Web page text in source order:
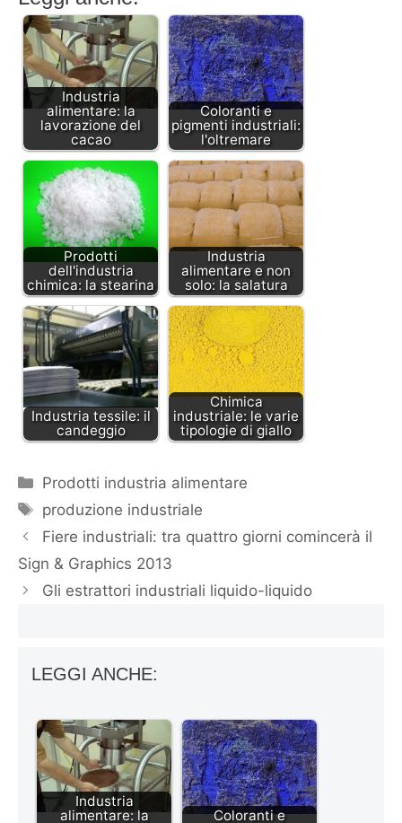
Industria
alimentare: la
lavorazione del
cacao
Coloranti e
pigmenti industriali:
l'oltremare
Prodotti
dell'industria
chimica: la stearina
Industria
alimentare e non
solo: la salatura
Industria tessile: il
candeggio
Chimica
industriale: le varie
tipologie di giallo
Categorie
Prodotti industria alimentare
Tag
produzione industriale
Fiere industriali: tra quattro giorni comincerà il
Sign & Graphics 2013
Gli estrattori industriali liquido-liquido
LEGGI ANCHE:
Industria
alimentare: la
Coloranti e